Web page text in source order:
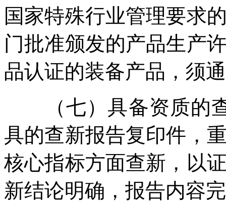
国家特殊行业管理要求
门批准颁发的产品生产
品认证的装备产品，须
（七）具备资质的查
具的查新报告复印件，
核心指标方面查新，以
新结论明确，报告内容